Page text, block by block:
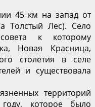
45 км на запад от
Толстый Лес). Село
к которому
Новая Красница,
столетия в селе
и существовала
территорий
которое было